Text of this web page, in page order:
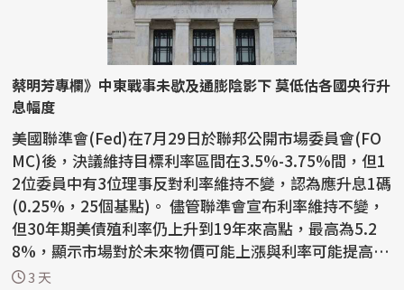
蔡明芳專欄》中東戰事未歇及通膨陰影下 莫低估各國央行升
息幅度
美國聯準會(Fed)在7月29日於聯邦公開市場委員會(FO
MC)後，決議維持目標利率區間在3.5%-3.75%間，但1
2位委員中有3位理事反對利率維持不變，認為應升息1碼
(0.25%，25個基點)。 儘管聯準會宣布利率維持不變，
但30年期美債殖利率仍上升到19年來高點，最高為5.2
8%，顯示市場對於未來物價可能上漲與利率可能提高的
預期。在...
3 天